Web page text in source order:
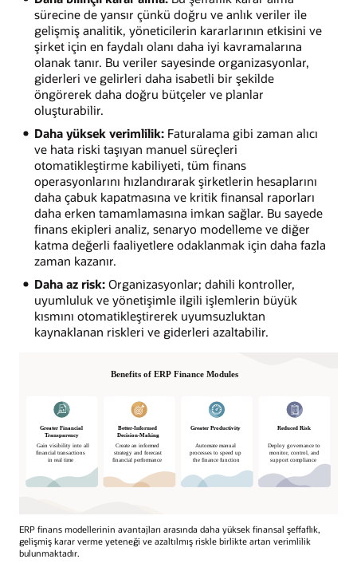
sürecine de yansır çünkü doğru ve anlık veriler ile
gelişmiş analitik, yöneticilerin kararlarının etkisini ve
şirket için en faydalı olanı daha iyi kavramalarına
olanak tanır. Bu veriler sayesinde organizasyonlar,
giderleri ve gelirleri daha isabetli bir şekilde
öngörerek daha doğru bütçeler ve planlar
oluşturabilir.
Daha yüksek verimlilik:Faturalama gibi zaman alıcı
ve hata riski taşıyan manuel süreçleri
otomatikleştirme kabiliyeti, tüm finans
operasyonlarını hızlandırarak şirketlerin hesaplarını
daha çabuk kapatmasına ve kritik finansal raporları
daha erken tamamlamasına imkan sağlar. Bu sayede
finans ekipleri analiz, senaryo modelleme ve diğer
katma değerli faaliyetlere odaklanmak için daha fazla
zaman kazanır.
Daha az risk:Organizasyonlar; dahili kontroller,
uyumluluk ve yönetişimle ilgili işlemlerin büyük
kısmını otomatikleştirerek uyumsuzluktan
kaynaklanan riskleri ve giderleri azaltabilir.
ERP finans modellerinin avantajları arasında daha yüksek finansal şeffaflık,
gelişmiş karar verme yeteneği ve azaltılmış riskle birlikte artan verimlilik
bulunmaktadır.